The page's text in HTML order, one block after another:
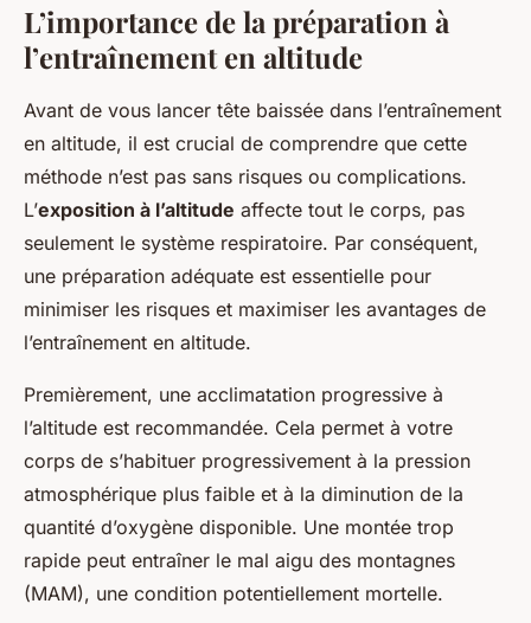
L’importance de la préparation à
l’entraînement en altitude
Avant de vous lancer tête baissée dans l’entraînement
en altitude, il est crucial de comprendre que cette
méthode n’est pas sans risques ou complications.
L’exposition à l’altitude affecte tout le corps, pas
seulement le système respiratoire. Par conséquent,
une préparation adéquate est essentielle pour
minimiser les risques et maximiser les avantages de
l’entraînement en altitude.
Premièrement, une acclimatation progressive à
l’altitude est recommandée. Cela permet à votre
corps de s’habituer progressivement à la pression
atmosphérique plus faible et à la diminution de la
quantité d’oxygène disponible. Une montée trop
rapide peut entraîner le mal aigu des montagnes
(MAM), une condition potentiellement mortelle.